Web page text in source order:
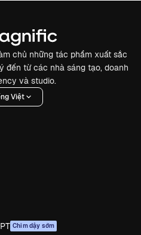
chủ những tác phẩm xuất sắc
đến từ các nhà sáng tạo, doanh
và studio.
Việt
Chim dậy sớm